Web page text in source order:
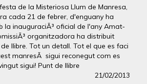
de la Misteriosa Llum de Manresa,
cada 21 de febrer, d'enguany ha
la inauguraciÃ³ oficial de l'any Amat-
organitzadora ha distribuit
llibre. Tot un detall. Tot el que es faci
manresÃ sigui reconegut com es
sigui! Punt de llibre
21/02/2013